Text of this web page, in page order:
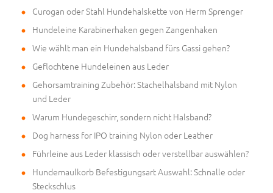
Curogan oder Stahl Hundehalskette von Herm Sprenger
Hundeleine Karabinerhaken gegen Zangenhaken
Wie wählt man ein Hundehalsband fürs Gassi gehen?
Geflochtene Hundeleinen aus Leder
Gehorsamtraining Zubehör: Stachelhalsband mit Nylon
und Leder
Warum Hundegeschirr, sondern nicht Halsband?
Dog harness for IPO training Nylon oder Leather
Führleine aus Leder klassisch oder verstellbar auswählen?
Hundemaulkorb Befestigungsart Auswahl: Schnalle oder
Steckschlus